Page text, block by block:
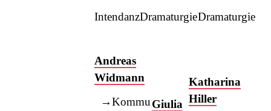
IntendanzDramaturgieDramaturgie
Andreas
Widmann
Kommu Giulia
Katharina
Hiller